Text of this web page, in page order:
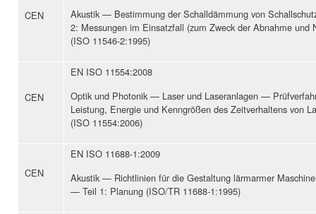
CEN
Akustik — Bestimmung der Schalldämmung von
2: Messungen im Einsatzfall (zum Zweck der Abnahme und
(ISO 11546-2:1995)
CEN
EN ISO 11554:2008
Optik und Photonik — Laser und Laseranlagen —
Leistung, Energie und Kenngrößen des Zeitverhaltens von
(ISO 11554:2006)
CEN
EN ISO 11688-1:2009
Akustik — Richtlinien für die Gestaltung lärmarmer
— Teil 1: Planung (ISO/TR 11688-1:1995)